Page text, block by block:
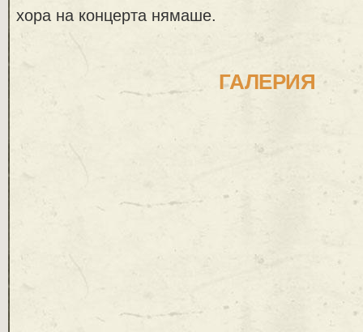
хора на концерта нямаше.
ГАЛЕРИЯ